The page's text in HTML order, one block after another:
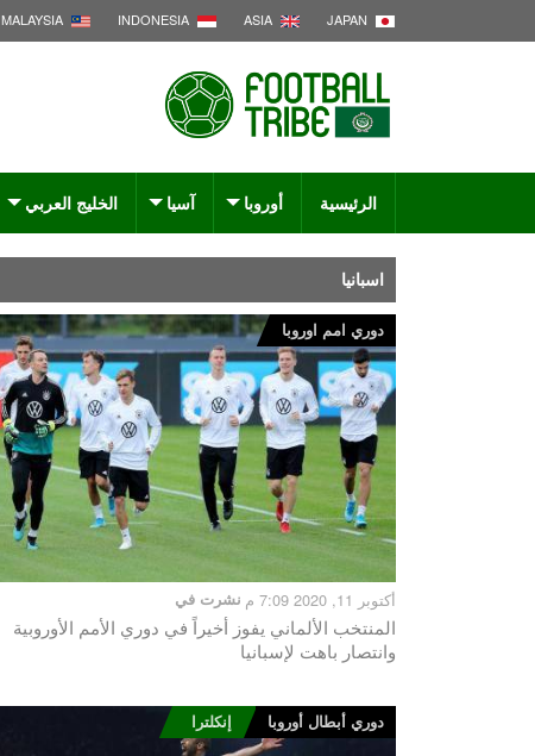
JAPAN
ASIA
INDONESIA
MALAYSIA
الرئيسية أوروبا آسيا الخليج العربي
اسبانيا
دوري امم اوروبا
نشرت في أكتوبر 11, 2020 7:09 م
المنتخب الألماني يفوز أخيراً في دوري الأمم الأوروبية
وانتصار باهت لإسبانيا
دوري أبطال أوروبا إنكلترا